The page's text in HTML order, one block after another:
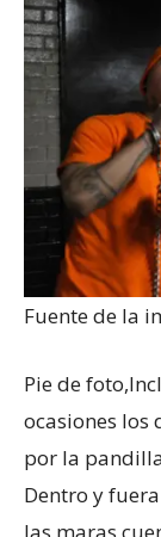
Fuente de la
Pie de foto,
ocasiones los
por la
Dentro y